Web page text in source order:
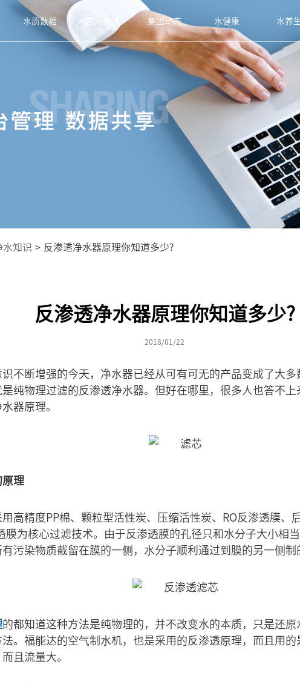
水质数据 官网商城 集团动态 水健康 水养
水知识 > 反渗透净水器原理你知道多少?
反渗透净水器原理你知道多少?
2018/01/22
不断增强的今天，净水器已经从可有可无的产品变成了大
纯物理过滤的反渗透净水器。但好在哪里，很多人也答不
器原理。
理
高精度PP棉、颗粒型活性炭、压缩活性炭、RO反渗透膜、
膜为核心过滤技术。由于反渗透膜的孔径只和水分子大小相
污染物质截留在膜的一侧，水分子顺利通过到膜的另一侧
的都知道这种方法是纯物理的，并不改变水的本质，只是还
。福能达的空气制水机，也是采用的反渗透原理，而且用的
且流量大。